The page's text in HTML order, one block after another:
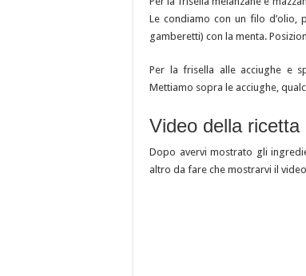
Le condiamo con un filo d’olio,
gamberetti) con la menta.
Per la frisella alle acciughe e
Mettiamo sopra le acciughe,
Video della
Dopo avervi mostrato gli
altro da fare che mostrarvi il